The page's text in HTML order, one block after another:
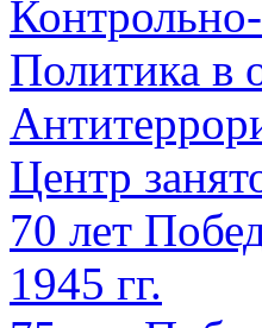
Политика в
Центр
70 лет
1945 гг.